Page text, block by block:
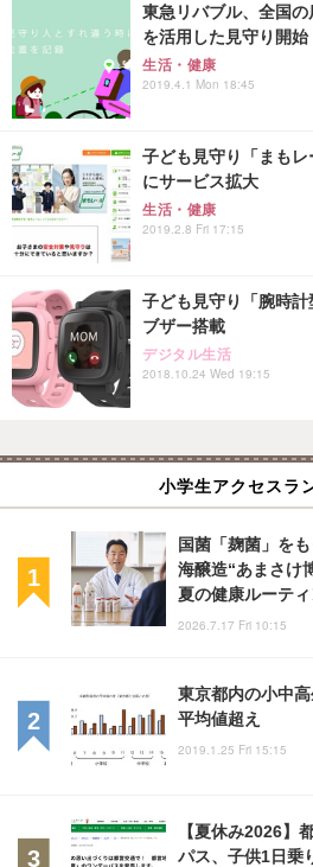
東急リバブル、全国
を活用した見守り開始
生活・健康
2019.4.1 Mon 18:45
子ども見守り「まも
にサービス拡大
生活・健康
2019.2.8 Fri 17:15
子ども見守り「腕時
ブザー搭載
デジタル生活
2018.10.24 Wed 19:15
小学生アクセスラ
国菌「麹菌」を
海醸造“あまさけ
夏の健康ルーテ
2026.7.17 Fri 10:15
東京都内の小中
平均値超え
2019.1.25 Fri 15:15
【夏休み2026】
パス、子供1日乗